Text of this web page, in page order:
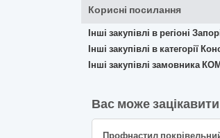
Корисні посилання
Інші закупівлі в регіоні
Інші закупівлі в категорії
Інші закупівлі
Вас може зацікавити